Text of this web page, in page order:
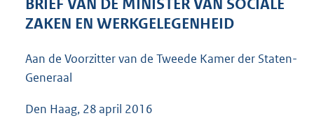
e
:
7
BRIEF VAN DE MINISTER VAN SOCIALE
ZAKEN EN WERKGELEGENHEID
Aan de Voorzitter van de Tweede Kamer der Staten-
Generaal
Den Haag, 28 april 2016